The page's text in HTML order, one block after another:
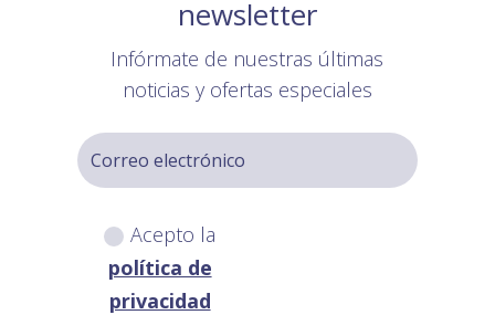
newsletter
Infórmate de nuestras últimas
noticias y ofertas especiales
Acepto la
política de
privacidad